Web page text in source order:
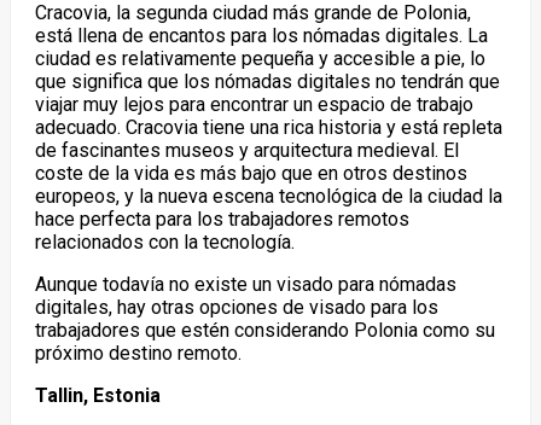
Cracovia, la segunda ciudad más grande de Polonia,
está llena de encantos para los nómadas digitales. La
ciudad es relativamente pequeña y accesible a pie, lo
que significa que los nómadas digitales no tendrán que
viajar muy lejos para encontrar un espacio de trabajo
adecuado. Cracovia tiene una rica historia y está repleta
de fascinantes museos y arquitectura medieval. El
coste de la vida es más bajo que en otros destinos
europeos, y la nueva escena tecnológica de la ciudad la
hace perfecta para los trabajadores remotos
relacionados con la tecnología.
Aunque todavía no existe un visado para nómadas
digitales, hay otras opciones de visado para los
trabajadores que estén considerando Polonia como su
próximo destino remoto.
Tallin, Estonia